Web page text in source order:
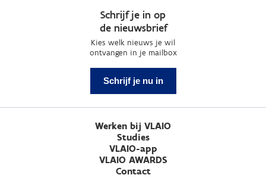
Schrijf je in op
de nieuwsbrief
Kies welk nieuws je wil
ontvangen in je mailbox
Schrijf je nu in
Werken bij VLAIO
Studies
VLAIO-app
VLAIO AWARDS
Contact